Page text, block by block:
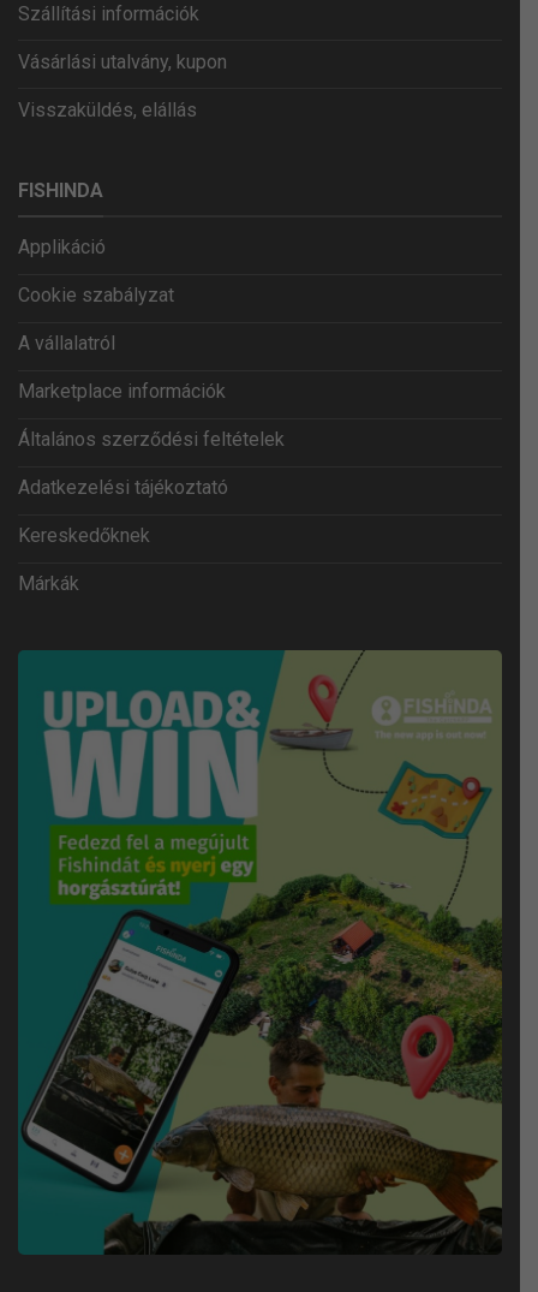
Szállítási információk
Vásárlási utalvány, kupon
Visszaküldés, elállás
FISHINDA
Applikáció
Cookie szabályzat
A vállalatról
Marketplace információk
Általános szerződési feltételek
Adatkezelési tájékoztató
Kereskedőknek
Márkák